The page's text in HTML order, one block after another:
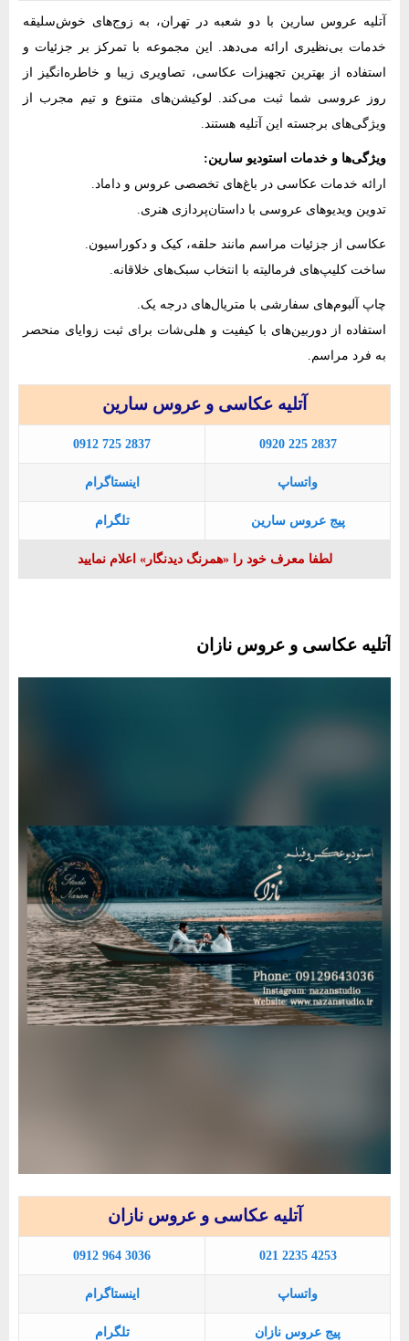
آتلیه عروس سارین با دو شعبه در تهران، به زوج‌های خوش‌سلیقه
خدمات بی‌نظیری ارائه می‌دهد. این مجموعه با تمرکز بر جزئیات و
استفاده از بهترین تجهیزات عکاسی، تصاویری زیبا و خاطره‌انگیز از
روز عروسی شما ثبت می‌کند. لوکیشن‌های متنوع و تیم مجرب از
ویژگی‌های برجسته این آتلیه هستند.
ویژگی‌ها و خدمات استودیو سارین:
ارائه خدمات عکاسی در باغ‌های تخصصی عروس و داماد.
تدوین ویدیوهای عروسی با داستان‌پردازی هنری.
عکاسی از جزئیات مراسم مانند حلقه، کیک و دکوراسیون.
ساخت کلیپ‌های فرمالیته با انتخاب سبک‌های خلاقانه.
چاپ آلبوم‌های سفارشی با متریال‌های درجه یک.
استفاده از دوربین‌های با کیفیت و هلی‌شات برای ثبت زوایای منحصر
به فرد مراسم.
آتلیه عکاسی و عروس سارین
0912 725 2837 0920 225 2837
اینستاگرام واتساپ
تلگرام پیج عروس سارین
لطفا معرف خود را «همرنگ دیدنگار» اعلام نمایید
آتلیه عکاسی و عروس نازان
آتلیه عکاسی و عروس نازان
0912 964 3036 021 2235 4253
اینستاگرام واتساپ
تلگرام پیج عروس نازان